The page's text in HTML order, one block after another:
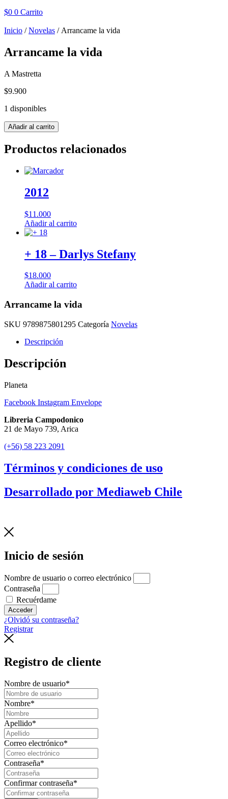
$0 0 Carrito
Inicio /Novelas / Arrancame la vida
Arrancame la vida
A Mastretta
$9.900
1 disponibles
Arrancame
la
vida
cantidad
Añadir al carrito
Productos relacionados
2012
$11.000
Añadir al carrito
+ 18 – Darlys Stefany
$18.000
Añadir al carrito
Arrancame la vida
SKU 9789875801295 Categoría Novelas
Descripción
Descripción
Planeta
Facebook Instagram Envelope
Libreria Campodonico
21 de Mayo 739, Arica
(+56) 58 223 2091
Términos y condiciones de uso
Desarrollado por Mediaweb Chile
Inicio de sesión
Nombre de usuario o correo electrónico
Contraseña
Recuérdame
Acceder
¿Olvidó su contraseña?
Registrar
Registro de cliente
Nombre de usuario*
Nombre*
Apellido*
Correo electrónico*
Contraseña*
Confirmar contraseña*